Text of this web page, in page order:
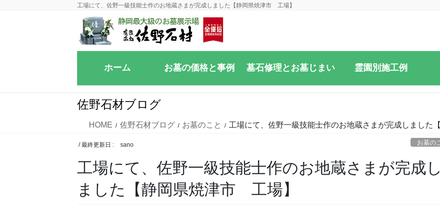
工場にて、佐野一級技能士作のお地蔵さまが完成しました【静岡県焼津市 工場】
ホーム お墓の価格と事例 墓石修理とお墓じまい 霊園別施工例
佐野石材ブログ
HOME 佐野石材ブログ お墓のこと 工場にて、佐野一級技能士作のお地蔵さまが完成しまし
/ 最終更新日 : sano お墓の
工場にて、佐野一級技能士作のお地蔵さまが完成
ました【静岡県焼津市 工場】